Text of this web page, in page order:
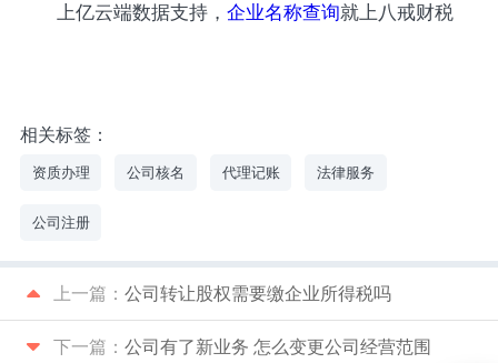
上亿云端数据支持，企业名称查询就上八戒财税
相关标签：
资质办理 公司核名 代理记账 法律服务
公司注册
上一篇： 公司转让股权需要缴企业所得税吗
下一篇： 公司有了新业务 怎么变更公司经营范围